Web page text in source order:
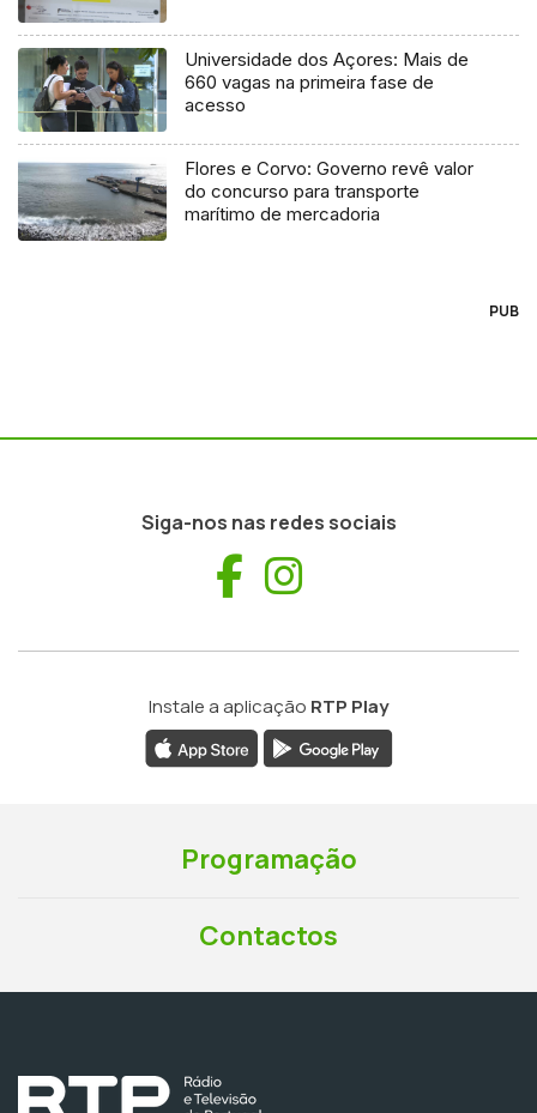
Universidade dos Açores: Mais de
660 vagas na primeira fase de
acesso
Flores e Corvo: Governo revê valor
do concurso para transporte
marítimo de mercadoria
PUB
Siga-nos nas redes sociais
Facebook
Instale a aplicação RTP Play
Programação
Contactos